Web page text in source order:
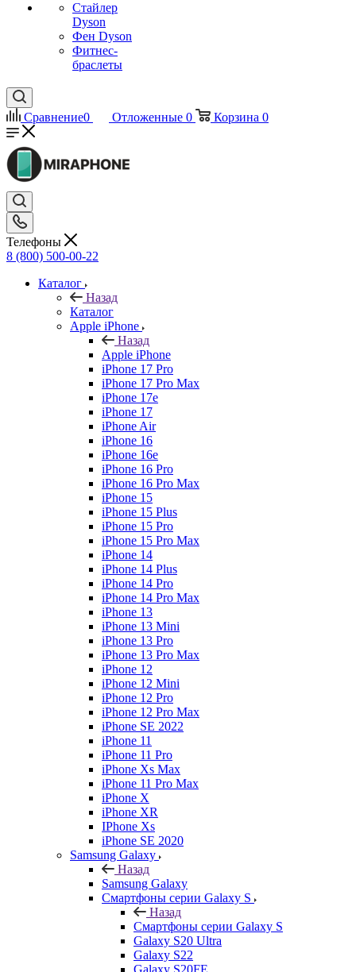
Стайлер
Dyson
Фен Dyson
Фитнес-
браслеты
Сравнение0 Отложенные 0 Корзина 0
Телефоны
8 (800) 500-00-22
Каталог
Назад
Каталог
Apple iPhone
Назад
Apple iPhone
iPhone 17 Pro
iPhone 17 Pro Max
iPhone 17e
iPhone 17
iPhone Air
iPhone 16
iPhone 16e
iPhone 16 Pro
iPhone 16 Pro Max
iPhone 15
iPhone 15 Plus
iPhone 15 Pro
iPhone 15 Pro Max
iPhone 14
iPhone 14 Plus
iPhone 14 Pro
iPhone 14 Pro Max
iPhone 13
iPhone 13 Mini
iPhone 13 Pro
iPhone 13 Pro Max
iPhone 12
iPhone 12 Mini
iPhone 12 Pro
iPhone 12 Pro Max
iPhone SE 2022
iPhone 11
iPhone 11 Pro
iPhone Xs Max
iPhone 11 Pro Max
iPhone X
iPhone XR
IPhone Xs
iPhone SE 2020
Samsung Galaxy
Назад
Samsung Galaxy
Смартфоны серии Galaxy S
Назад
Смартфоны серии Galaxy S
Galaxy S20 Ultra
Galaxy S22
Galaxy S20FE